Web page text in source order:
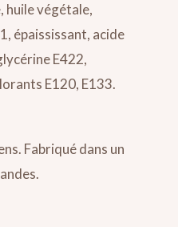
huile végétale,
épaississant, acide
E422,
E120, E133.
Fabriqué dans un